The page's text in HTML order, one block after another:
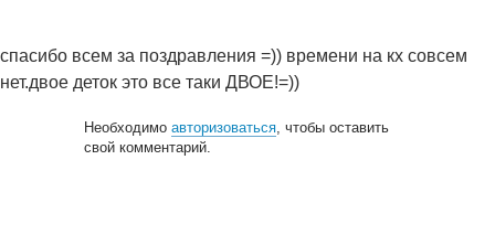
спасибо всем за поздравления =)) времени на кх совсем
нет.двое деток это все таки ДВОЕ!=))
Необходимоавторизоваться, чтобы оставить
свой комментарий.